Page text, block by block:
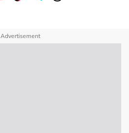
Advertisement